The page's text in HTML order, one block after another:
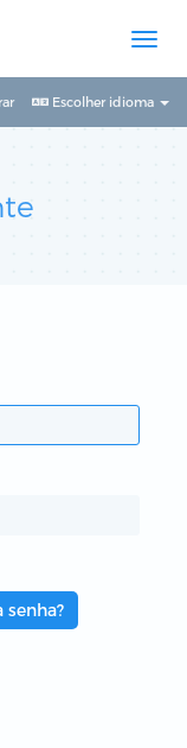
Escolher idioma
senha?